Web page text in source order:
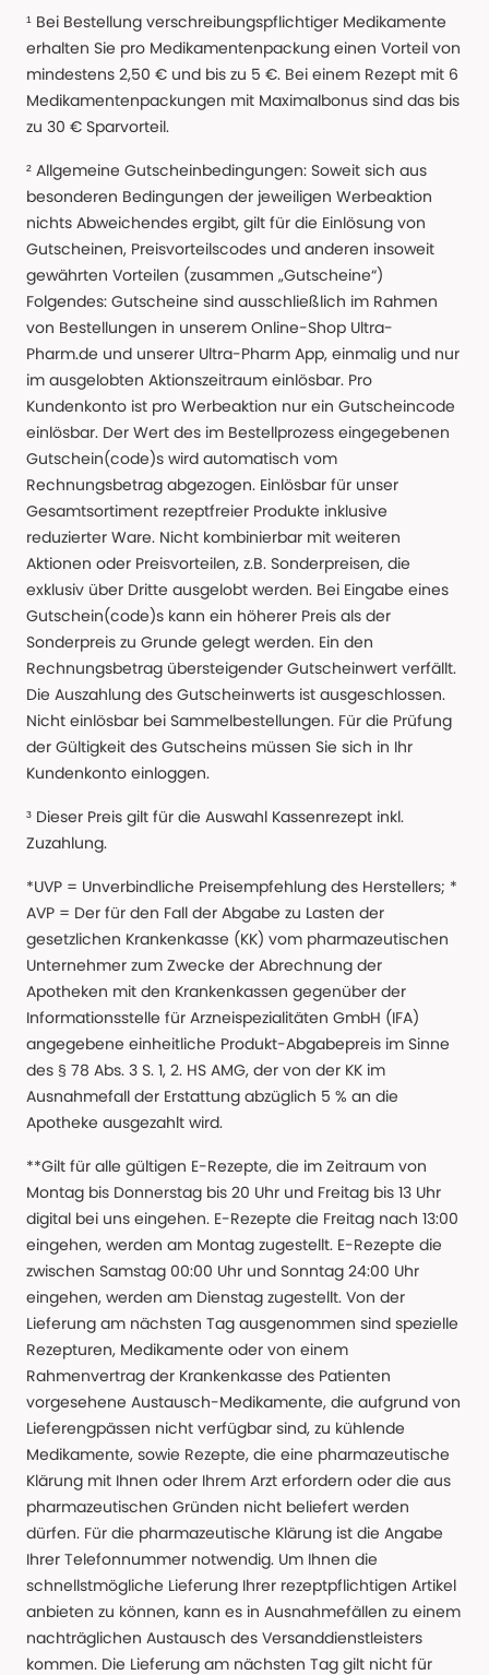
¹ Bei Bestellung verschreibungspflichtiger Medikamente
erhalten Sie pro Medikamentenpackung einen Vorteil von
mindestens 2,50 € und bis zu 5 €. Bei einem Rezept mit 6
Medikamentenpackungen mit Maximalbonus sind das bis
zu 30 € Sparvorteil.
² Allgemeine Gutscheinbedingungen: Soweit sich aus
besonderen Bedingungen der jeweiligen Werbeaktion
nichts Abweichendes ergibt, gilt für die Einlösung von
Gutscheinen, Preisvorteilscodes und anderen insoweit
gewährten Vorteilen (zusammen „Gutscheine“)
Folgendes: Gutscheine sind ausschließlich im Rahmen
von Bestellungen in unserem Online-Shop Ultra-
Pharm.de und unserer Ultra-Pharm App, einmalig und nur
im ausgelobten Aktionszeitraum einlösbar. Pro
Kundenkonto ist pro Werbeaktion nur ein Gutscheincode
einlösbar. Der Wert des im Bestellprozess eingegebenen
Gutschein(code)s wird automatisch vom
Rechnungsbetrag abgezogen. Einlösbar für unser
Gesamtsortiment rezeptfreier Produkte inklusive
reduzierter Ware. Nicht kombinierbar mit weiteren
Aktionen oder Preisvorteilen, z.B. Sonderpreisen, die
exklusiv über Dritte ausgelobt werden. Bei Eingabe eines
Gutschein(code)s kann ein höherer Preis als der
Sonderpreis zu Grunde gelegt werden. Ein den
Rechnungsbetrag übersteigender Gutscheinwert verfällt.
Die Auszahlung des Gutscheinwerts ist ausgeschlossen.
Nicht einlösbar bei Sammelbestellungen. Für die Prüfung
der Gültigkeit des Gutscheins müssen Sie sich in Ihr
Kundenkonto einloggen.
³ Dieser Preis gilt für die Auswahl Kassenrezept inkl.
Zuzahlung.
*UVP = Unverbindliche Preisempfehlung des Herstellers; *
AVP = Der für den Fall der Abgabe zu Lasten der
gesetzlichen Krankenkasse (KK) vom pharmazeutischen
Unternehmer zum Zwecke der Abrechnung der
Apotheken mit den Krankenkassen gegenüber der
Informationsstelle für Arzneispezialitäten GmbH (IFA)
angegebene einheitliche Produkt-Abgabepreis im Sinne
des § 78 Abs. 3 S. 1, 2. HS AMG, der von der KK im
Ausnahmefall der Erstattung abzüglich 5 % an die
Apotheke ausgezahlt wird.
**Gilt für alle gültigen E-Rezepte, die im Zeitraum von
Montag bis Donnerstag bis 20 Uhr und Freitag bis 13 Uhr
digital bei uns eingehen. E-Rezepte die Freitag nach 13:00
eingehen, werden am Montag zugestellt. E-Rezepte die
zwischen Samstag 00:00 Uhr und Sonntag 24:00 Uhr
eingehen, werden am Dienstag zugestellt. Von der
Lieferung am nächsten Tag ausgenommen sind spezielle
Rezepturen, Medikamente oder von einem
Rahmenvertrag der Krankenkasse des Patienten
vorgesehene Austausch-Medikamente, die aufgrund von
Lieferengpässen nicht verfügbar sind, zu kühlende
Medikamente, sowie Rezepte, die eine pharmazeutische
Klärung mit Ihnen oder Ihrem Arzt erfordern oder die aus
pharmazeutischen Gründen nicht beliefert werden
dürfen. Für die pharmazeutische Klärung ist die Angabe
Ihrer Telefonnummer notwendig. Um Ihnen die
schnellstmögliche Lieferung Ihrer rezeptpflichtigen Artikel
anbieten zu können, kann es in Ausnahmefällen zu einem
nachträglichen Austausch des Versanddienstleisters
kommen. Die Lieferung am nächsten Tag gilt nicht für